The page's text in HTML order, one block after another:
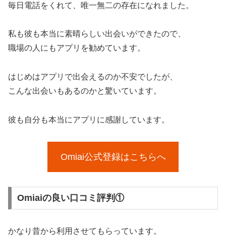
毎日電話をくれて、唯一無二の存在になれました。
私も彼も本当に素晴らしい出会いができたので、
職場の人にもアプリを勧めています。
はじめはアプリで出会えるのか不安でしたが、
こんな出会いもあるのかと驚いています。
彼も自分も本当にアプリに感謝しています。
Omiai公式登録はこちらへ
Omiaiの良い口コミ評判①
かなり昔から利用させてもらっています。